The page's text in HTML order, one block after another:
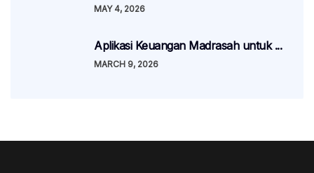
MAY 4, 2026
Aplikasi Keuangan Madrasah untuk ...
MARCH 9, 2026